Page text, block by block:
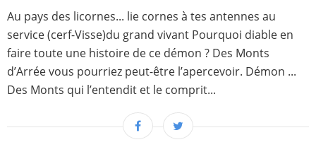
Au pays des licornes... lie cornes à tes antennes au
service (cerf-Visse)du grand vivant Pourquoi diable en
faire toute une histoire de ce démon ? Des Monts
d’Arrée vous pourriez peut-être l’apercevoir. Démon ...
Des Monts qui l’entendit et le comprit...